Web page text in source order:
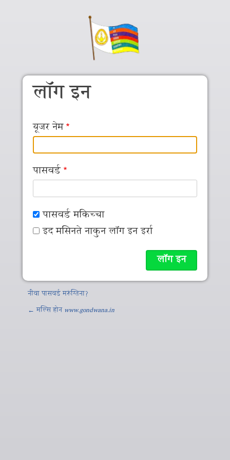
लॉग इन
यूजर नेम
पासवर्ड
पासवर्ड मकिच्‍चा
इद मसिनते नाकुन लॉग इन इर्रा
नीवा पासवर्ड मरुंग्तिना?
← मल्‍सि होन www.gondwana.in